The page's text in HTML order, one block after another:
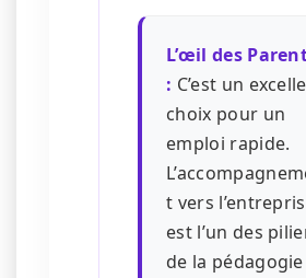
L’œil des
: C’est un
choix pour un
emploi rapide.
t vers
est l’un des
de la pédagogie